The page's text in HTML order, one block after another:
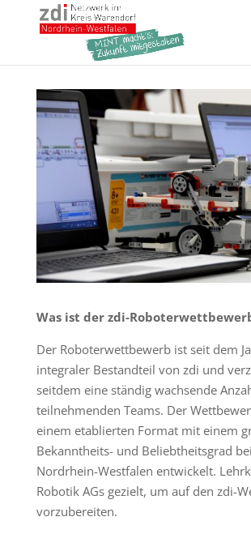
Was ist der zdi-
Der Roboterwettbewerb ist seit dem
integraler Bestandteil von zdi und
seitdem eine ständig wachsende
teilnehmenden Teams. Der
einem etablierten Format mit einem
Bekanntheits- und Beliebtheitsgrad
Nordrhein-Westfalen entwickelt.
Robotik AGs gezielt, um auf den zdi-
vorzubereiten.